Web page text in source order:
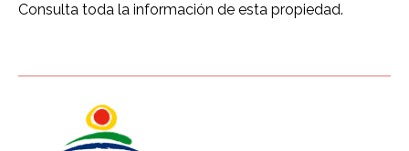
Consulta toda la información de esta propiedad.